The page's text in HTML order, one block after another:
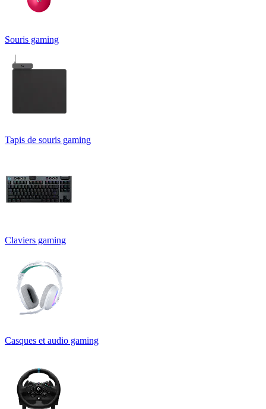
Souris gaming
Tapis de souris gaming
Claviers gaming
Casques et audio gaming